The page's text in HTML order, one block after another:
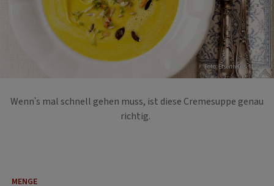
Foto: Eisenhut & Mayer
Wenn's mal schnell gehen muss, ist diese Cremesuppe genau
richtig.